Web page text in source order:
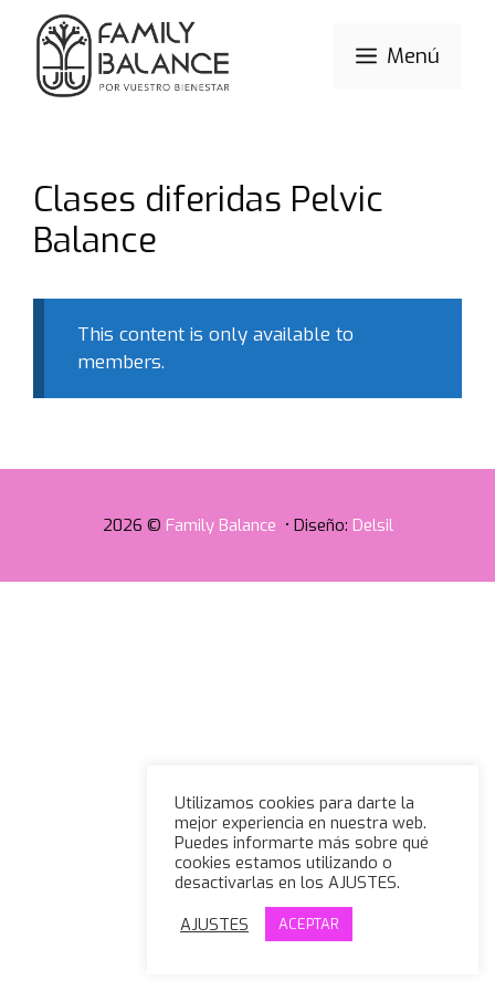
Saltar
contenido
Menú
Clases diferidas Pelvic
Balance
This content is only available to
members.
2026 © Family Balance • Diseño: Delsil
Utilizamos cookies para darte la
mejor experiencia en nuestra web.
Puedes informarte más sobre qué
cookies estamos utilizando o
desactivarlas en los AJUSTES.
AJUSTES
ACEPTAR